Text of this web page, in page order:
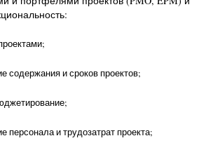
содержания и сроков проектов;
персонала и трудозатрат проекта;